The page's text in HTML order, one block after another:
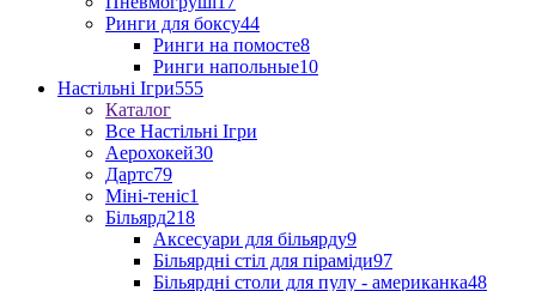
Ринги для боксу44
Ринги на помосте8
Ринги напольные10
Настільні Ігри555
Каталог
Все Настільні Ігри
Аерохокей30
Дартс79
Міні-теніс1
Більярд218
Аксесуари для більярду9
Більярдні стіл для піраміди97
Більярдні столи для пулу - американка48